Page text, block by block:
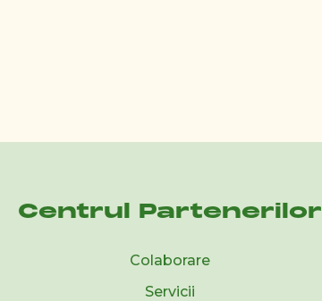
Centrul Partenerilor
Colaborare
Servicii